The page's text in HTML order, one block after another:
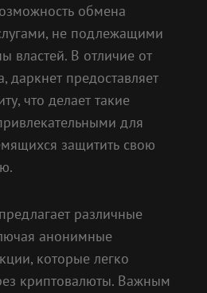
обмена
не подлежащими
властей. В отличие от
даркнет предоставляет
что делает такие
для
защитить свою
различные
анонимные
которые легко
криптовалюты. Важным